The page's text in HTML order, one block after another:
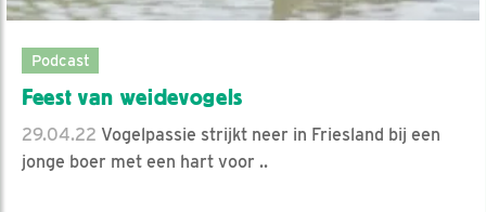
Podcast
Feest van weidevogels
29.04.22 Vogelpassie strijkt neer in Friesland bij een
jonge boer met een hart voor ..